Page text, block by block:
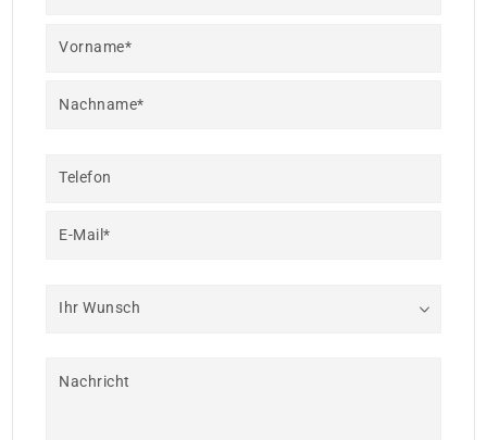
Vorname*
Nachname*
Telefon
E-Mail*
Ihr Wunsch
Nachricht